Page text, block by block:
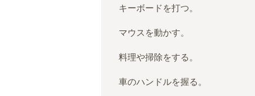
キーボードを打つ。
マウスを動かす。
料理や掃除をする。
車のハンドルを握る。